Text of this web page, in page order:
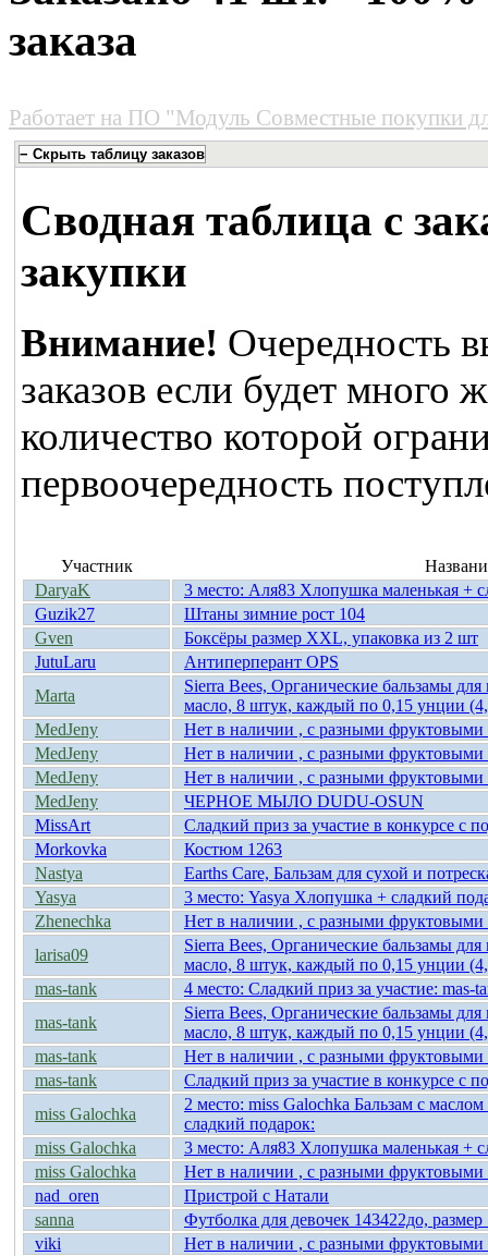
заказа
Работает на ПО "Модуль Совместные покупки
Сводная таблица с
закупки
Внимание! Очередность
заказов если будет
количество которой
первоочередность
Участник
DaryaK
3 место: Аля83 Хлопушка маленькая +
Guzik27
Штаны зимние рост 104
Gven
Боксёры размер XXL, упаковка из 2 шт
JutuLaru
Антиперперант OPS
Marta
Sierra Bees, Органические бальзамы
масло, 8 штук, каждый по 0,15 унции
MedJeny
Нет в наличии , с разными фруктовыми
MedJeny
Нет в наличии , с разными фруктовыми
MedJeny
Нет в наличии , с разными фруктовыми
MedJeny
ЧЕРНОЕ МЫЛО DUDU-OSUN
MissArt
Сладкий приз за участие в конкурсе с
Morkovka
Костюм 1263
Nastya
Earths Care, Бальзам для сухой и
Yasya
3 место: Yasya Хлопушка + сладкий
Zhenechka
Нет в наличии , с разными фруктовыми
larisa09
Sierra Bees, Органические бальзамы
масло, 8 штук, каждый по 0,15 унции
mas-tank
4 место: Сладкий приз за участие: mas-
mas-tank
Sierra Bees, Органические бальзамы
масло, 8 штук, каждый по 0,15 унции
mas-tank
Нет в наличии , с разными фруктовыми
mas-tank
Сладкий приз за участие в конкурсе с
miss Galochka
2 место: miss Galochka Бальзам с
сладкий подарок:
miss Galochka
3 место: Аля83 Хлопушка маленькая +
miss Galochka
Нет в наличии , с разными фруктовыми
nad_oren
Пристрой с Натали
sanna
Футболка для девочек 143422до,
viki
Нет в наличии , с разными фруктовыми